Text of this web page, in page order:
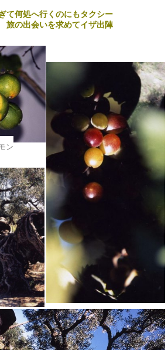
ン
て何処へ行くのにもタクシー
旅の出会いを求めてイザ出陣